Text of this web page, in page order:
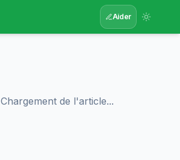
Aider
Chargement de l'article...